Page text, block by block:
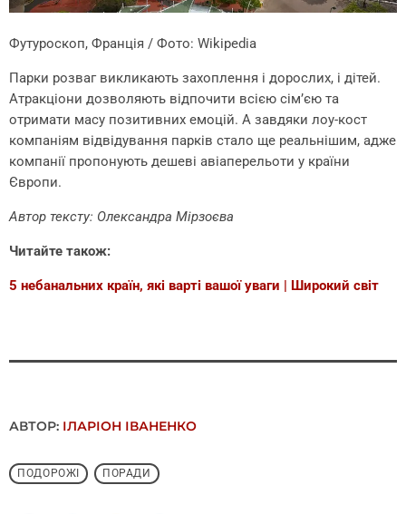
Футуроскоп, Франція / Фото: Wikipedia
Парки розваг викликають захоплення і дорослих, і дітей.
Атракціони дозволяють відпочити всією сім’єю та
отримати масу позитивних емоцій. А завдяки лоу-кост
компаніям відвідування парків стало ще реальнішим, адже
компанії пропонують дешеві авіаперельоти у країни
Європи.
Автор тексту: Олександра Мірзоєва
Читайте також:
5 небанальних країн, які варті вашої уваги | Широкий світ
АВТОР: ІЛАРІОН ІВАНЕНКО
ПОДОРОЖІ ПОРАДИ